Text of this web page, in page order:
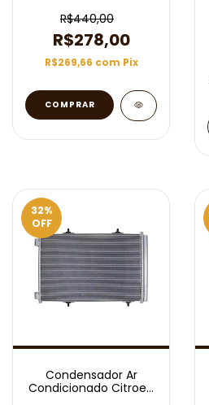
R$440,00
R$278,00
R$269,66 com Pix
32%
OFF
Condensador Ar
Condicionado Citroen